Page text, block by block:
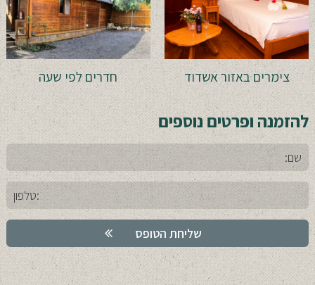
צימרים באזור אשדוד חדרים לפי שעה
להזמנה ופרטים נוספים